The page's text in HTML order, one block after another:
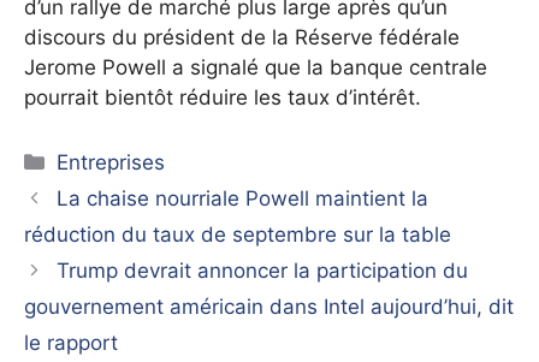
d’un rallye de marché plus large après qu’un
discours du président de la Réserve fédérale
Jerome Powell a signalé que la banque centrale
pourrait bientôt réduire les taux d’intérêt.
Catégories
Entreprises
La chaise nourriale Powell maintient la
réduction du taux de septembre sur la table
Trump devrait annoncer la participation du
gouvernement américain dans Intel aujourd’hui, dit
le rapport